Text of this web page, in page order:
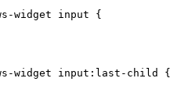
widget input {
widget input:last-child {